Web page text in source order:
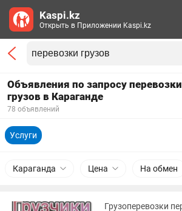
Объявления по запросу перевозки
грузов в Караганде
78 объявлений
Услуги
Караганда Цена На обмен
Kaspi.kz
Открыть в Приложении Kaspi.kz